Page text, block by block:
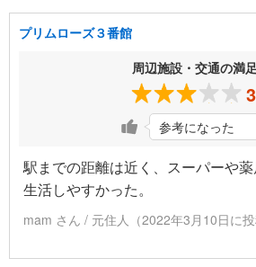
プリムローズ３番館
周辺施設・交通の満
参考になった
駅までの距離は近く、スーパーや薬
生活しやすかった。
mam さん / 元住人（2022年3月10日に投